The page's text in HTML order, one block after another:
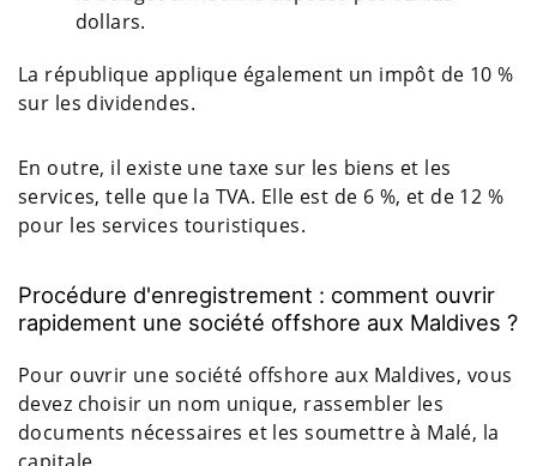
dollars.
La république applique également un impôt de 10 %
sur les dividendes.
En outre, il existe une taxe sur les biens et les
services, telle que la TVA. Elle est de 6 %, et de 12 %
pour les services touristiques.
Procédure d'enregistrement : comment ouvrir
rapidement une société offshore aux Maldives ?
Pour ouvrir une société offshore aux Maldives, vous
devez choisir un nom unique, rassembler les
documents nécessaires et les soumettre à Malé, la